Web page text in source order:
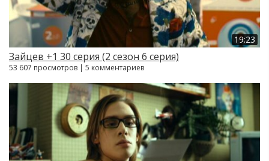
19:23
Зайцев +1 30 серия (2 сезон 6 серия)
53 607 просмотров | 5 комментариев